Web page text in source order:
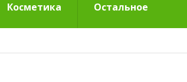
Косметика Остальное